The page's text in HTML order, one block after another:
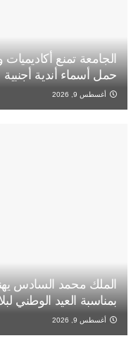
الجامعة تمنع
حمل أسماء أندية أجنبية
أغسطس 9, 2026
الملك محمد السادس
بمناسبة العيد الوطني
أغسطس 9, 2026